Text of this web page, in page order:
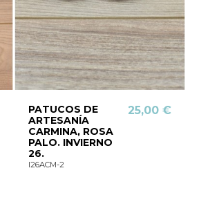
PATUCOS DE
ARTESANÍA
CARMINA, ROSA
PALO. INVIERNO
26.
I26ACM-2
25,00 €